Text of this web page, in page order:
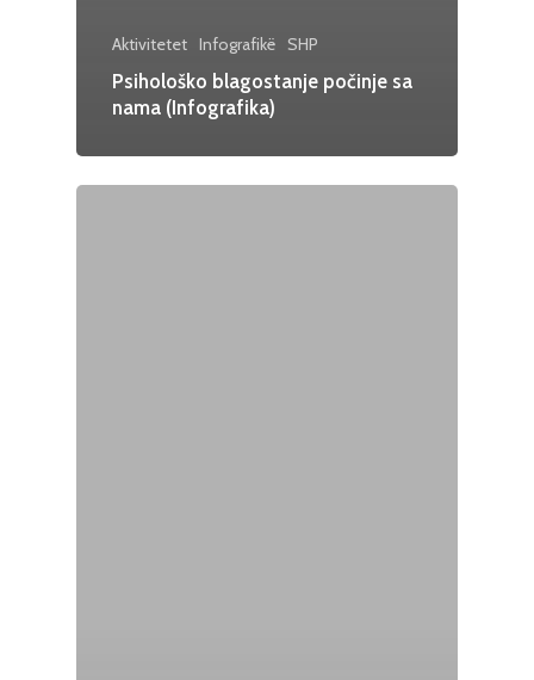
Aktivitetet Infografikë SHP
Psihološko blagostanje počinje sa
nama (Infografika)